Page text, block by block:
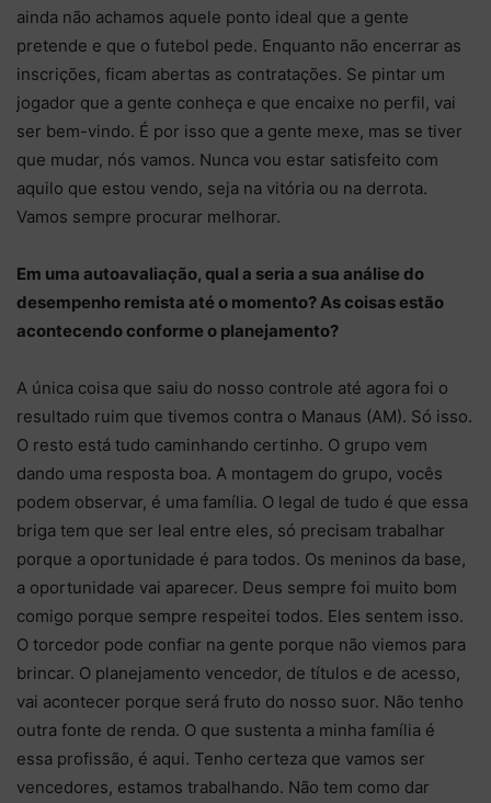
ainda não achamos aquele ponto ideal que a gente
pretende e que o futebol pede. Enquanto não encerrar as
inscrições, ficam abertas as contratações. Se pintar um
jogador que a gente conheça e que encaixe no perfil, vai
ser bem-vindo. É por isso que a gente mexe, mas se tiver
que mudar, nós vamos. Nunca vou estar satisfeito com
aquilo que estou vendo, seja na vitória ou na derrota.
Vamos sempre procurar melhorar.
Em uma autoavaliação, qual a seria a sua análise do
desempenho remista até o momento? As coisas estão
acontecendo conforme o planejamento?
A única coisa que saiu do nosso controle até agora foi o
resultado ruim que tivemos contra o Manaus (AM). Só isso.
O resto está tudo caminhando certinho. O grupo vem
dando uma resposta boa. A montagem do grupo, vocês
podem observar, é uma família. O legal de tudo é que essa
briga tem que ser leal entre eles, só precisam trabalhar
porque a oportunidade é para todos. Os meninos da base,
a oportunidade vai aparecer. Deus sempre foi muito bom
comigo porque sempre respeitei todos. Eles sentem isso.
O torcedor pode confiar na gente porque não viemos para
brincar. O planejamento vencedor, de títulos e de acesso,
vai acontecer porque será fruto do nosso suor. Não tenho
outra fonte de renda. O que sustenta a minha família é
essa profissão, é aqui. Tenho certeza que vamos ser
vencedores, estamos trabalhando. Não tem como dar